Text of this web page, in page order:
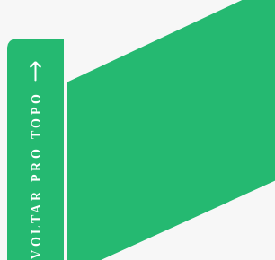
VOLTAR PRO TOPO